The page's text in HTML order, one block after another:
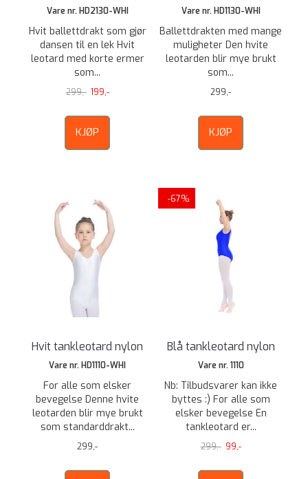
Vare nr. HD2130-WHI
Hvit ballettdrakt som gjør
dansen til en lek Hvit
leotard med korte ermer
som...
299,- 199,-
KJØP
Vare nr. HD1130-WHI
Ballettdrakten med mange
muligheter Den hvite
leotarden blir mye brukt
som...
299,-
KJØP
Hvit tankleotard nylon
Vare nr. HD1110-WHI
For alle som elsker
bevegelse Denne hvite
leotarden blir mye brukt
som standarddrakt...
299,-
-67%
Blå tankleotard nylon
Vare nr. 1110
Nb: Tilbudsvarer kan ikke
byttes :) For alle som
elsker bevegelse En
tankleotard er...
299,- 99,-